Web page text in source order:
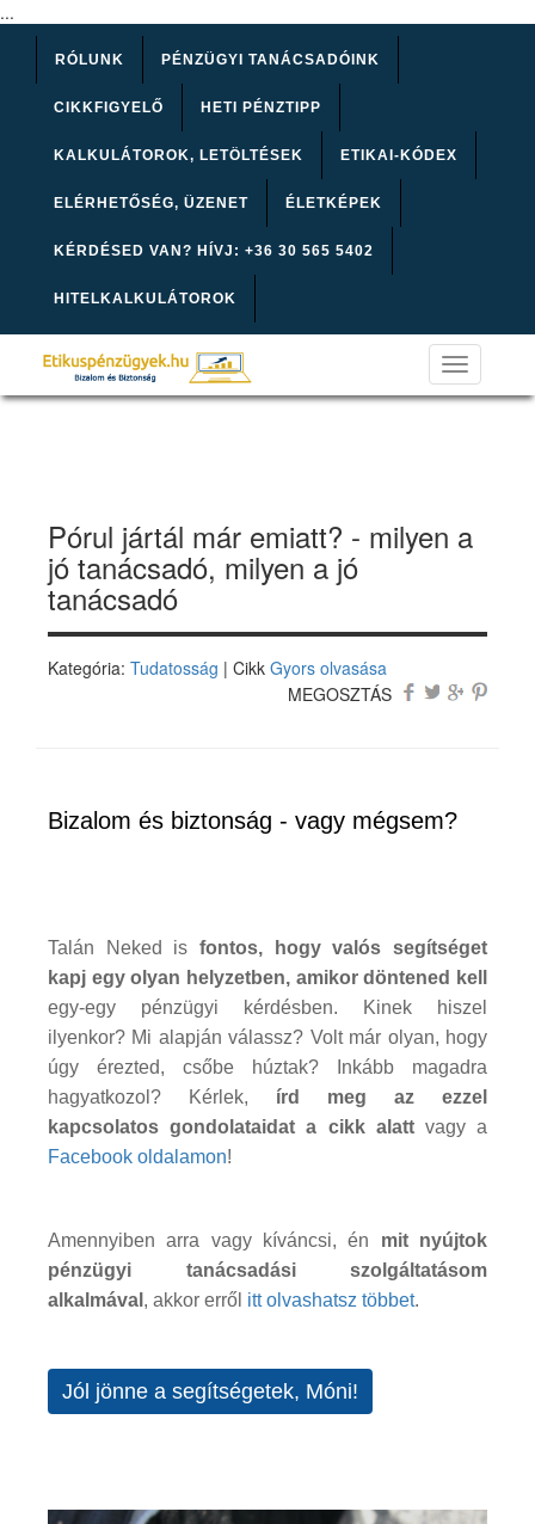
...
RÓLUNK PÉNZÜGYI TANÁCSADÓINK
CIKKFIGYELŐ HETI PÉNZTIPP
KALKULÁTOROK, LETÖLTÉSEK ETIKAI-KÓDEX
ELÉRHETŐSÉG, ÜZENET ÉLETKÉPEK
KÉRDÉSED VAN? HÍVJ: +36 30 565 5402
HITELKALKULÁTOROK
Toggle
navigation
Pórul jártál már emiatt? - milyen a
jó tanácsadó, milyen a jó
tanácsadó
Kategória: Tudatosság | Cikk Gyors olvasása
MEGOSZTÁS
Bizalom és biztonság - vagy mégsem?
Talán Neked is fontos, hogy valós segítséget
kapj egy olyan helyzetben, amikor döntened kell
egy-egy pénzügyi kérdésben. Kinek hiszel
ilyenkor? Mi alapján válassz? Volt már olyan, hogy
úgy érezted, csőbe húztak? Inkább magadra
hagyatkozol? Kérlek, írd meg az ezzel
kapcsolatos gondolataidat a cikk alattvagy a
Facebook oldalamon!
Amennyiben arra vagy kíváncsi, én mit nyújtok
pénzügyi tanácsadási szolgáltatásom
alkalmával , akkor erről itt olvashatsz többet.
Jól jönne a segítségetek, Móni!